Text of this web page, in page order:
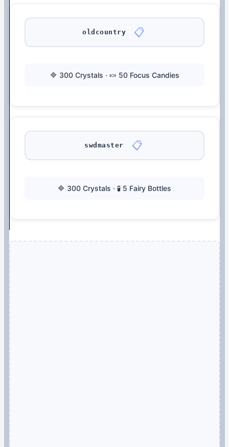
oldcountry 📋
🔷 300 Crystals · 🍬 50 Focus Candies
swdmaster 📋
🔷 300 Crystals · 🧪 5 Fairy Bottles